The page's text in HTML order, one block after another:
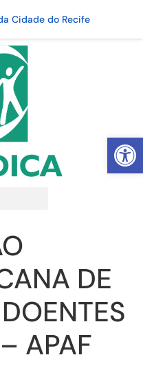
Abrir
Cidade do Recife
DE
APAF